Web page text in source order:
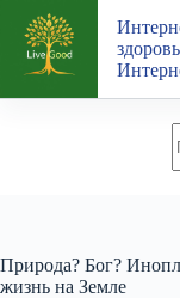
Перейти
сути
Природа? Бог?
жизнь на Земле